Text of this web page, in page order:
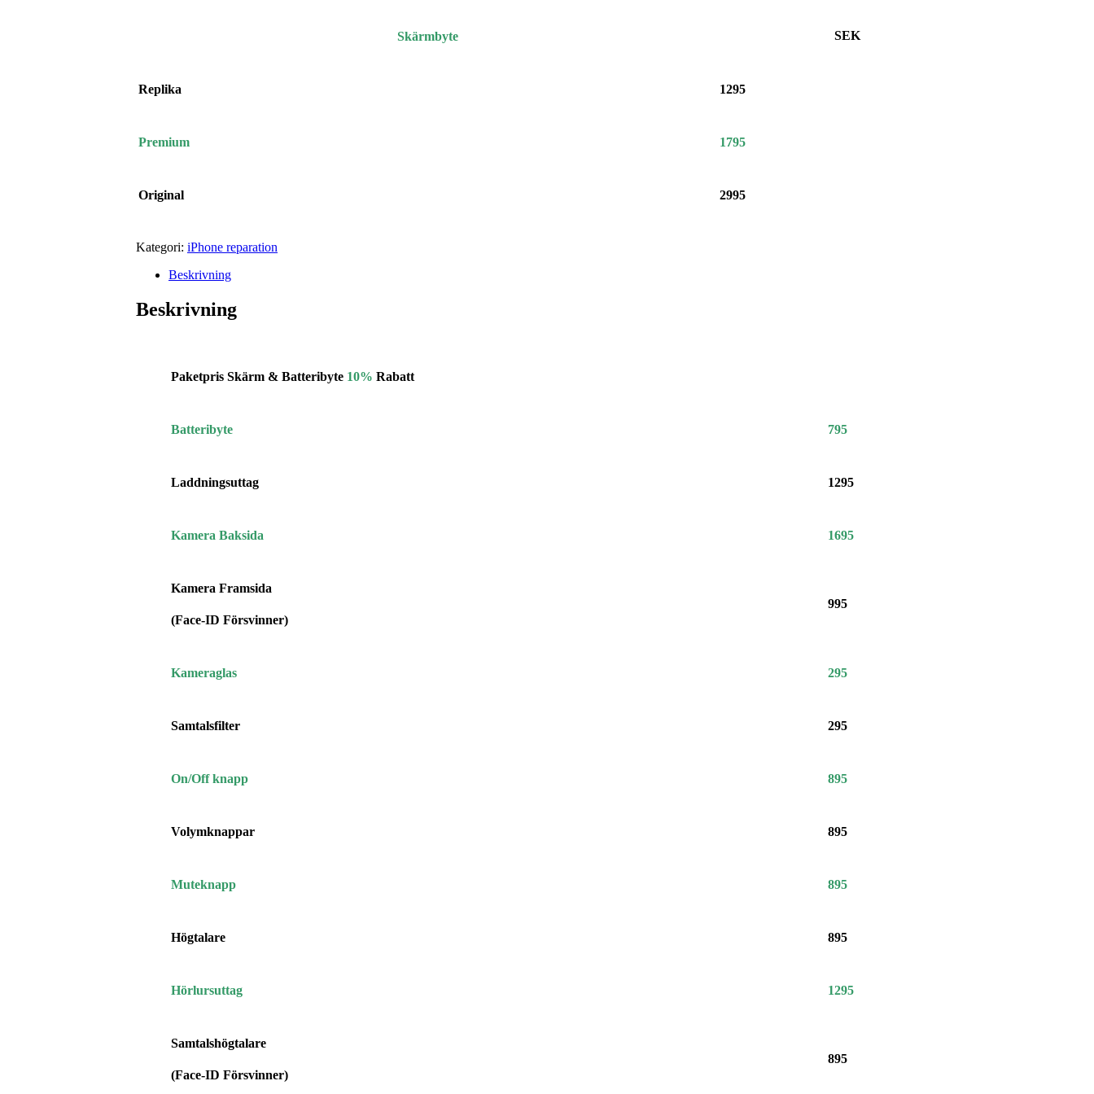
Skärmbyte SEK
Replika 1295
Premium 1795
Original 2995
Kategori: iPhone reparation
Beskrivning
Beskrivning
Paketpris Skärm & Batteribyte 10% Rabatt
Batteribyte 795
Laddningsuttag 1295
Kamera Baksida 1695
Kamera Framsida
(Face-ID Försvinner)
995
Kameraglas 295
Samtalsfilter 295
On/Off knapp 895
Volymknappar 895
Muteknapp 895
Högtalare 895
Hörlursuttag 1295
Samtalshögtalare
(Face-ID Försvinner)
895